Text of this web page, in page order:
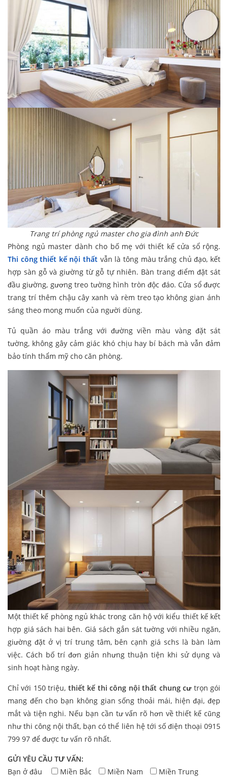
Trang trí phòng ngủ master cho gia đình anh Đức
Phòng ngủ master dành cho bố mẹ với thiết kế cửa sổ rộng.
Thi công thiết kế nội thất vẫn là tông màu trắng chủ đạo, kết
hợp sàn gỗ và giường từ gỗ tự nhiên. Bàn trang điểm đặt sát
đầu giường, gương treo tường hình tròn độc đáo. Cửa sổ được
trang trí thêm chậu cây xanh và rèm treo tạo không gian ánh
sáng theo mong muốn của người dùng.
Tủ quần áo màu trắng với đường viền màu vàng đặt sát
tường, không gây cảm giác khó chịu hay bí bách mà vẫn đảm
bảo tính thẩm mỹ cho căn phòng.
Một thiết kế phòng ngủ khác trong căn hộ với kiểu thiết kế kết
hợp giá sách hai bên. Giá sách gắn sát tường với nhiều ngăn,
giường đặt ở vị trí trung tâm, bên cạnh giá schs là bàn làm
việc. Cách bố trí đơn giản nhưng thuận tiện khi sử dụng và
sinh hoạt hàng ngày.
Chỉ với 150 triệu, thiết kế thi công nội thất chung cưtrọn gói
mang đến cho bạn không gian sống thoải mái, hiện đại, đẹp
mắt và tiện nghi. Nếu bạn cần tư vấn rõ hơn về thiết kế cũng
như thi công nội thất, bạn có thể liên hệ tới số điện thoại 0915
799 97 để được tư vấn rõ nhất.
GỬI YÊU CẦU TƯ VẤN:
Bạn ở đâu
Miền Bắc Miền Nam Miền Trung